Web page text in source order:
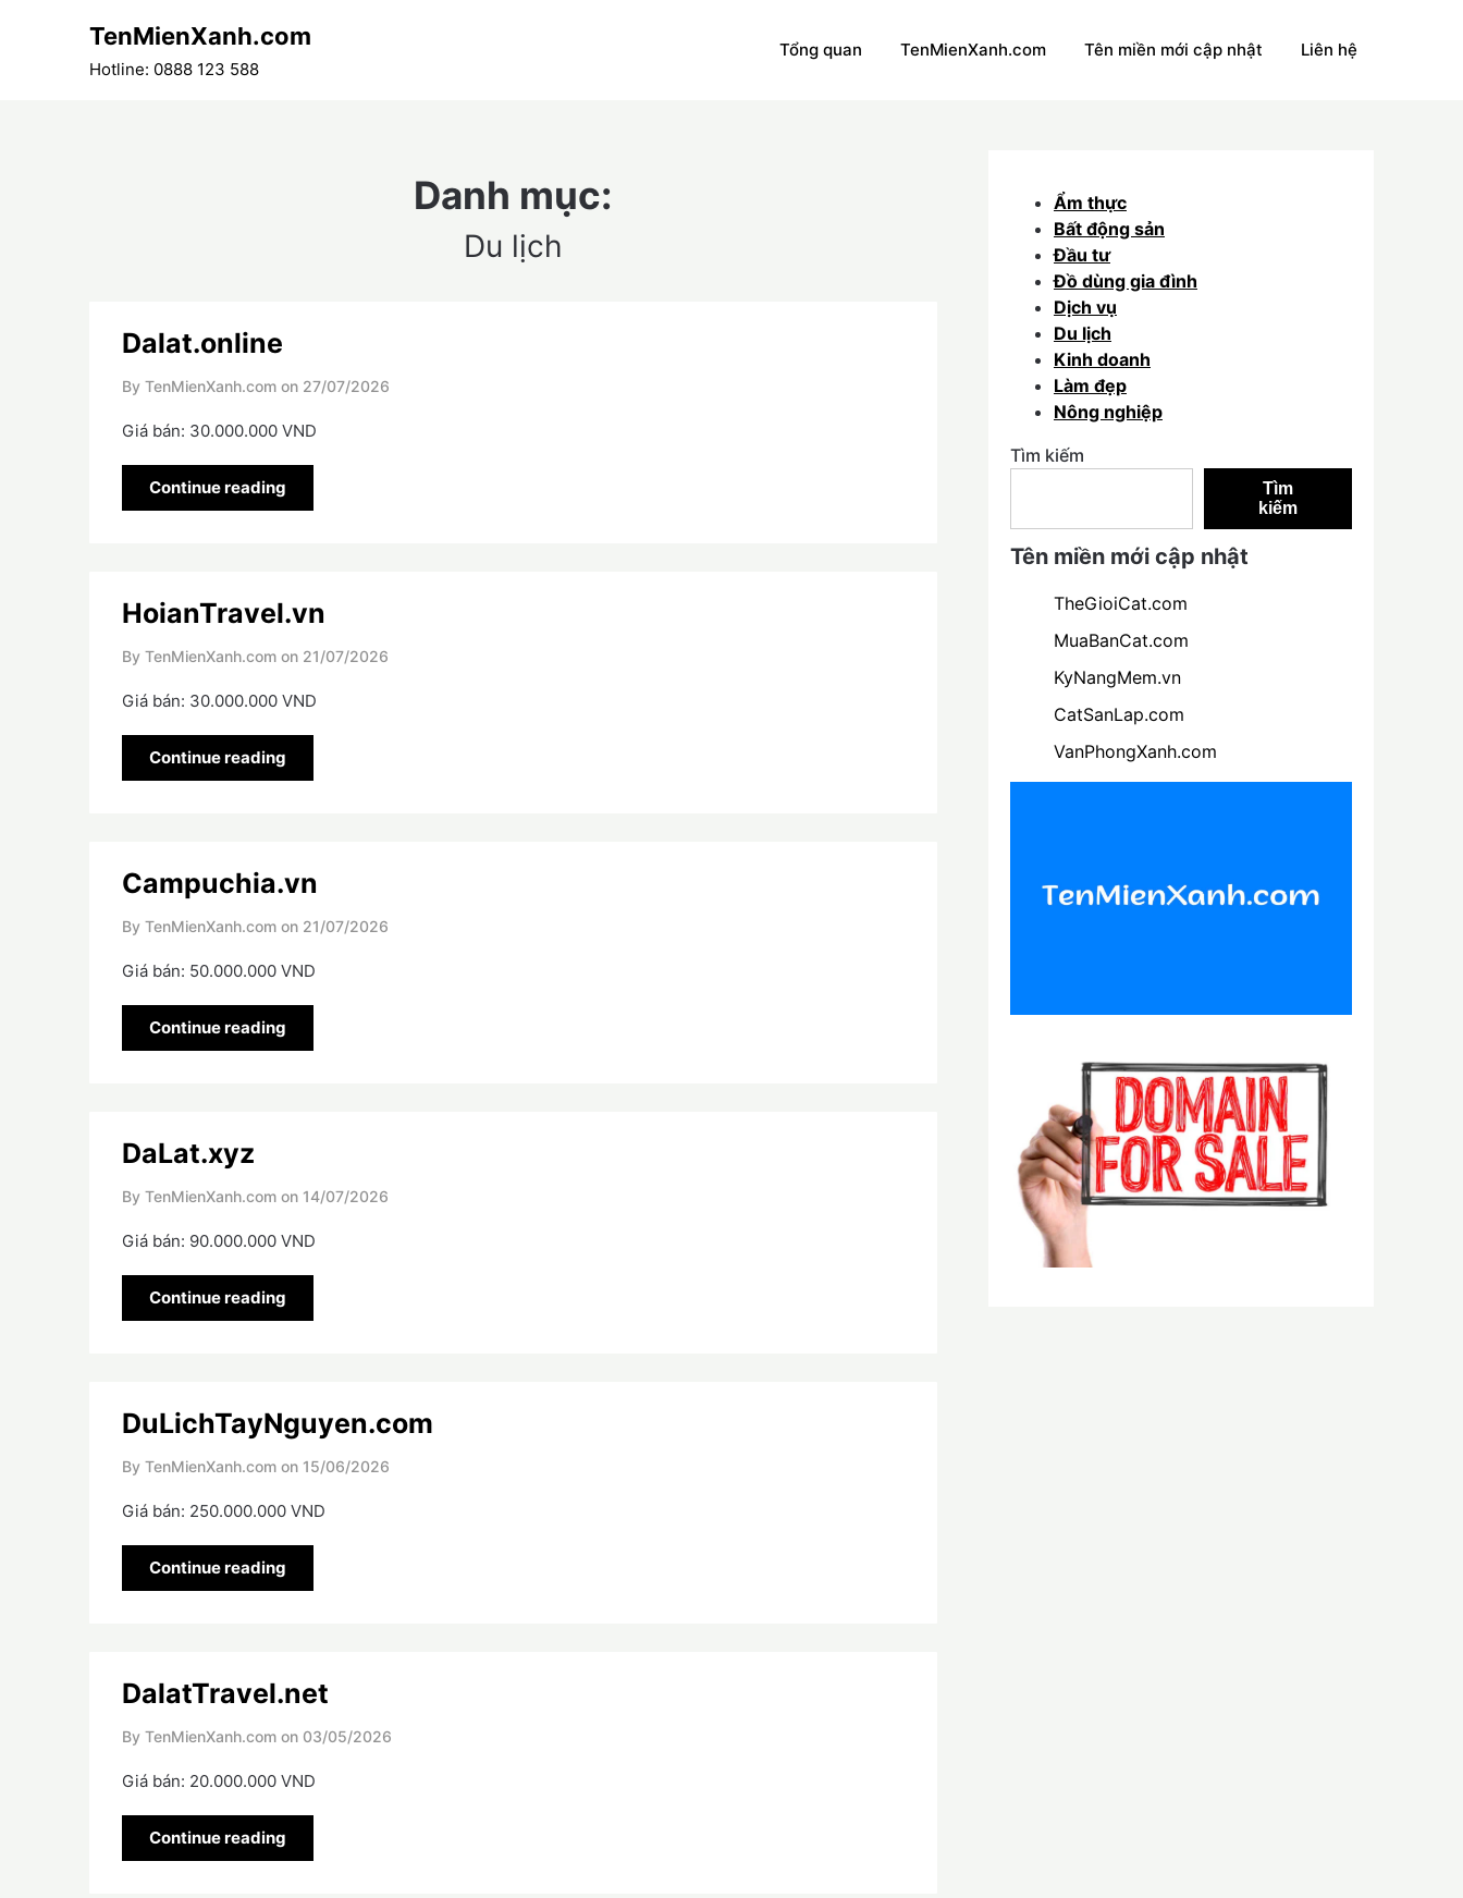
TenMienXanh.com
Hotline: 0888 123 588
Tổng quan TenMienXanh.com Tên miền mới cập nhật Liên hệ
Danh mục:
Du lịch
Dalat.online
By TenMienXanh.com on 27/07/2026
Giá bán: 30.000.000 VND
Continue reading
HoianTravel.vn
By TenMienXanh.com on 21/07/2026
Giá bán: 30.000.000 VND
Continue reading
Campuchia.vn
By TenMienXanh.com on 21/07/2026
Giá bán: 50.000.000 VND
Continue reading
DaLat.xyz
By TenMienXanh.com on 14/07/2026
Giá bán: 90.000.000 VND
Continue reading
DuLichTayNguyen.com
By TenMienXanh.com on 15/06/2026
Giá bán: 250.000.000 VND
Continue reading
DalatTravel.net
By TenMienXanh.com on 03/05/2026
Giá bán: 20.000.000 VND
Continue reading
Ẩm thực
Bất động sản
Đầu tư
Đồ dùng gia đình
Dịch vụ
Du lịch
Kinh doanh
Làm đẹp
Nông nghiệp
Tìm kiếm
Tìm
kiếm
Tên miền mới cập nhật
TheGioiCat.com
MuaBanCat.com
KyNangMem.vn
CatSanLap.com
VanPhongXanh.com